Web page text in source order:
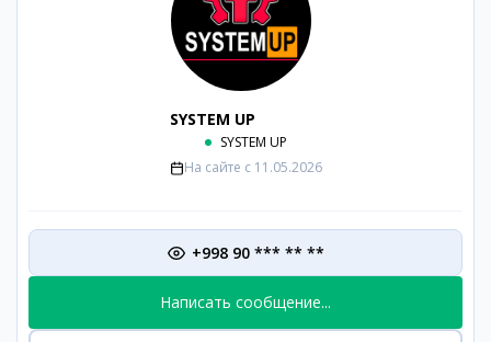
SYSTEM UP
SYSTEM UP
На сайте с 11.05.2026
+998 90 *** ** **
Написать сообщение...